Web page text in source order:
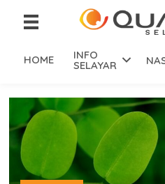
HOME INFO
SELAYAR